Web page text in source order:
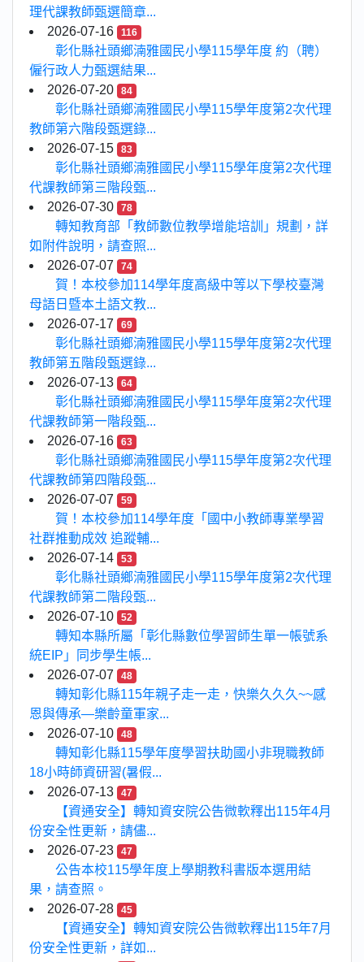
理代課教師甄選簡章...
2026-07-16
116
彰化縣社頭鄉湳雅國民小學115學年度 約（聘）
僱行政人力甄選結果...
2026-07-20
84
彰化縣社頭鄉湳雅國民小學115學年度第2次代理
教師第六階段甄選錄...
2026-07-15
83
彰化縣社頭鄉湳雅國民小學115學年度第2次代理
代課教師第三階段甄...
2026-07-30
78
轉知教育部「教師數位教學增能培訓」規劃，詳
如附件說明，請查照...
2026-07-07
74
賀！本校參加114學年度高級中等以下學校臺灣
母語日暨本土語文教...
2026-07-17
69
彰化縣社頭鄉湳雅國民小學115學年度第2次代理
教師第五階段甄選錄...
2026-07-13
64
彰化縣社頭鄉湳雅國民小學115學年度第2次代理
代課教師第一階段甄...
2026-07-16
63
彰化縣社頭鄉湳雅國民小學115學年度第2次代理
代課教師第四階段甄...
2026-07-07
59
賀！本校參加114學年度「國中小教師專業學習
社群推動成效 追蹤輔...
2026-07-14
53
彰化縣社頭鄉湳雅國民小學115學年度第2次代理
代課教師第二階段甄...
2026-07-10
52
轉知本縣所屬「彰化縣數位學習師生單一帳號系
統EIP」同步學生帳...
2026-07-07
48
轉知彰化縣115年親子走一走，快樂久久久~~感
恩與傳承—樂齡童軍家...
2026-07-10
48
轉知彰化縣115學年度學習扶助國小非現職教師
18小時師資研習(暑假...
2026-07-13
47
【資通安全】轉知資安院公告微軟釋出115年4月
份安全性更新，請儘...
2026-07-23
47
公告本校115學年度上學期教科書版本選用結
果，請查照。
2026-07-28
45
【資通安全】轉知資安院公告微軟釋出115年7月
份安全性更新，詳如...